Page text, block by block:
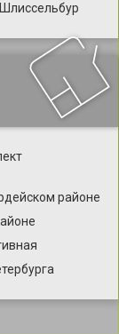
районе